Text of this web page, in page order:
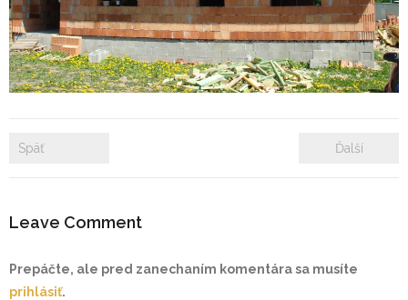
- Zámkové dlažby
- Rekonštrukcie bytových a nebytových priestorov
Späť Ďalší
Leave Comment
Prepáčte, ale pred zanechaním komentára sa musíte
prihlásiť.